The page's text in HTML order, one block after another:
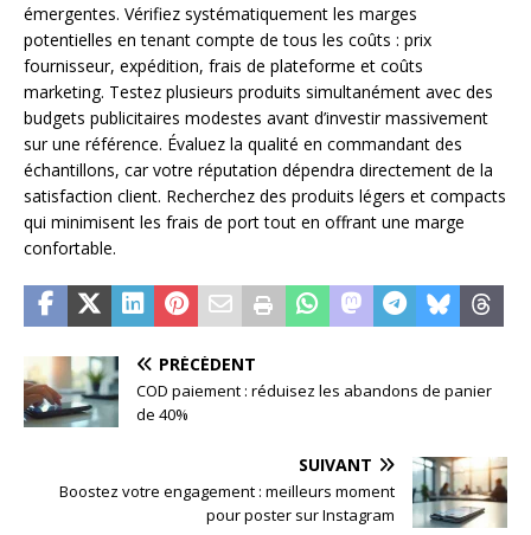
émergentes. Vérifiez systématiquement les marges
potentielles en tenant compte de tous les coûts : prix
fournisseur, expédition, frais de plateforme et coûts
marketing. Testez plusieurs produits simultanément avec des
budgets publicitaires modestes avant d’investir massivement
sur une référence. Évaluez la qualité en commandant des
échantillons, car votre réputation dépendra directement de la
satisfaction client. Recherchez des produits légers et compacts
qui minimisent les frais de port tout en offrant une marge
confortable.
PRÉCÉDENT
COD paiement : réduisez les abandons de panier
de 40%
SUIVANT
Boostez votre engagement : meilleurs moment
pour poster sur Instagram